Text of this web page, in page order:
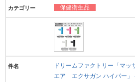
保健衛生品
ドリームファクトリー「マ
エア エクサガン ハイパー」